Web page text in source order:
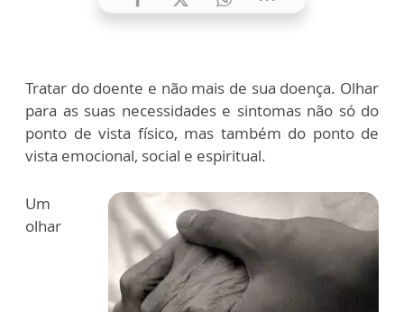
Tratar do doente e não mais de sua doença. Olhar
para as suas necessidades e sintomas não só do
ponto de vista físico, mas também do ponto de
vista emocional, social e espiritual.
Um
olhar